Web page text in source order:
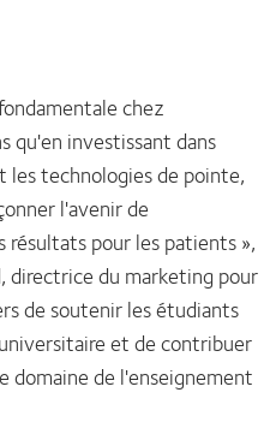
chez
qu'en investissant dans
technologies de pointe,
l'avenir de
pour les patients »,
directrice du marketing pour
de soutenir les étudiants
et de contribuer
domaine de l'enseignement